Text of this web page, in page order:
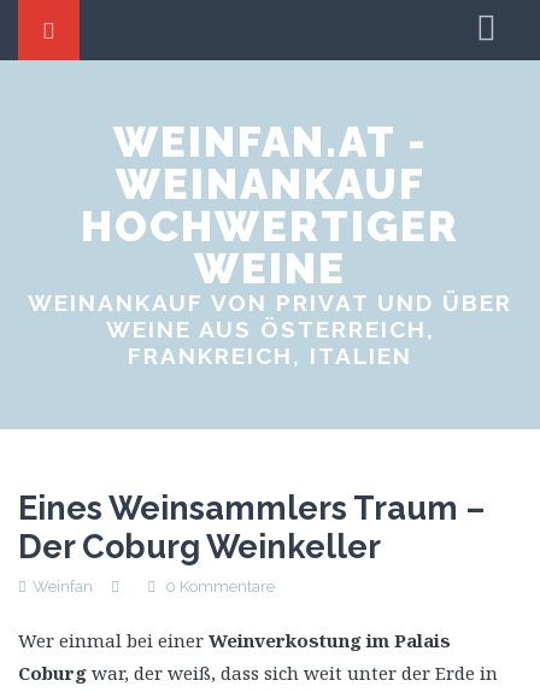
Weine tauschen
Weinproben
Weinevents
WEINFAN.AT -
WEINANKAUF
HOCHWERTIGER
WEINE
WEINANKAUF VON PRIVAT UND ÜBER
WEINE AUS ÖSTERREICH,
FRANKREICH, ITALIEN
Eines Weinsammlers Traum –
Der Coburg Weinkeller
Weinfan 0 Kommentare
Wer einmal bei einer Weinverkostung im Palais
Coburg war, der weiß, dass sich weit unter der Erde in